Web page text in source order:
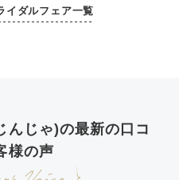
イダルフェア一覧
んじゃ)の最新の口コ
様の声